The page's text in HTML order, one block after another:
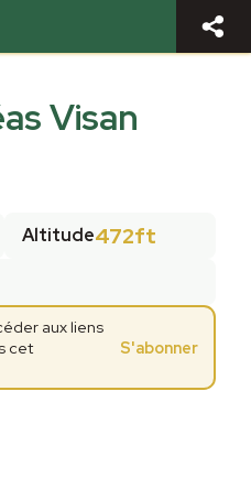
Visan
Altitude472ft
aux liens
cet
S'abonner